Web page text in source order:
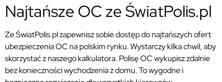
Najtańsze OC ze ŚwiatPolis.pl
Ze ŚwiatPolis.pl zapewnisz sobie dostęp do najtańszych ofert
ubezpieczenia OC na polskim rynku. Wystarczy kilka chwil, aby
skorzystać z naszego kalkulatora. Polisę OC wykupisz zdalnie
bez konieczności wychodzenia z domu. To wygodne i